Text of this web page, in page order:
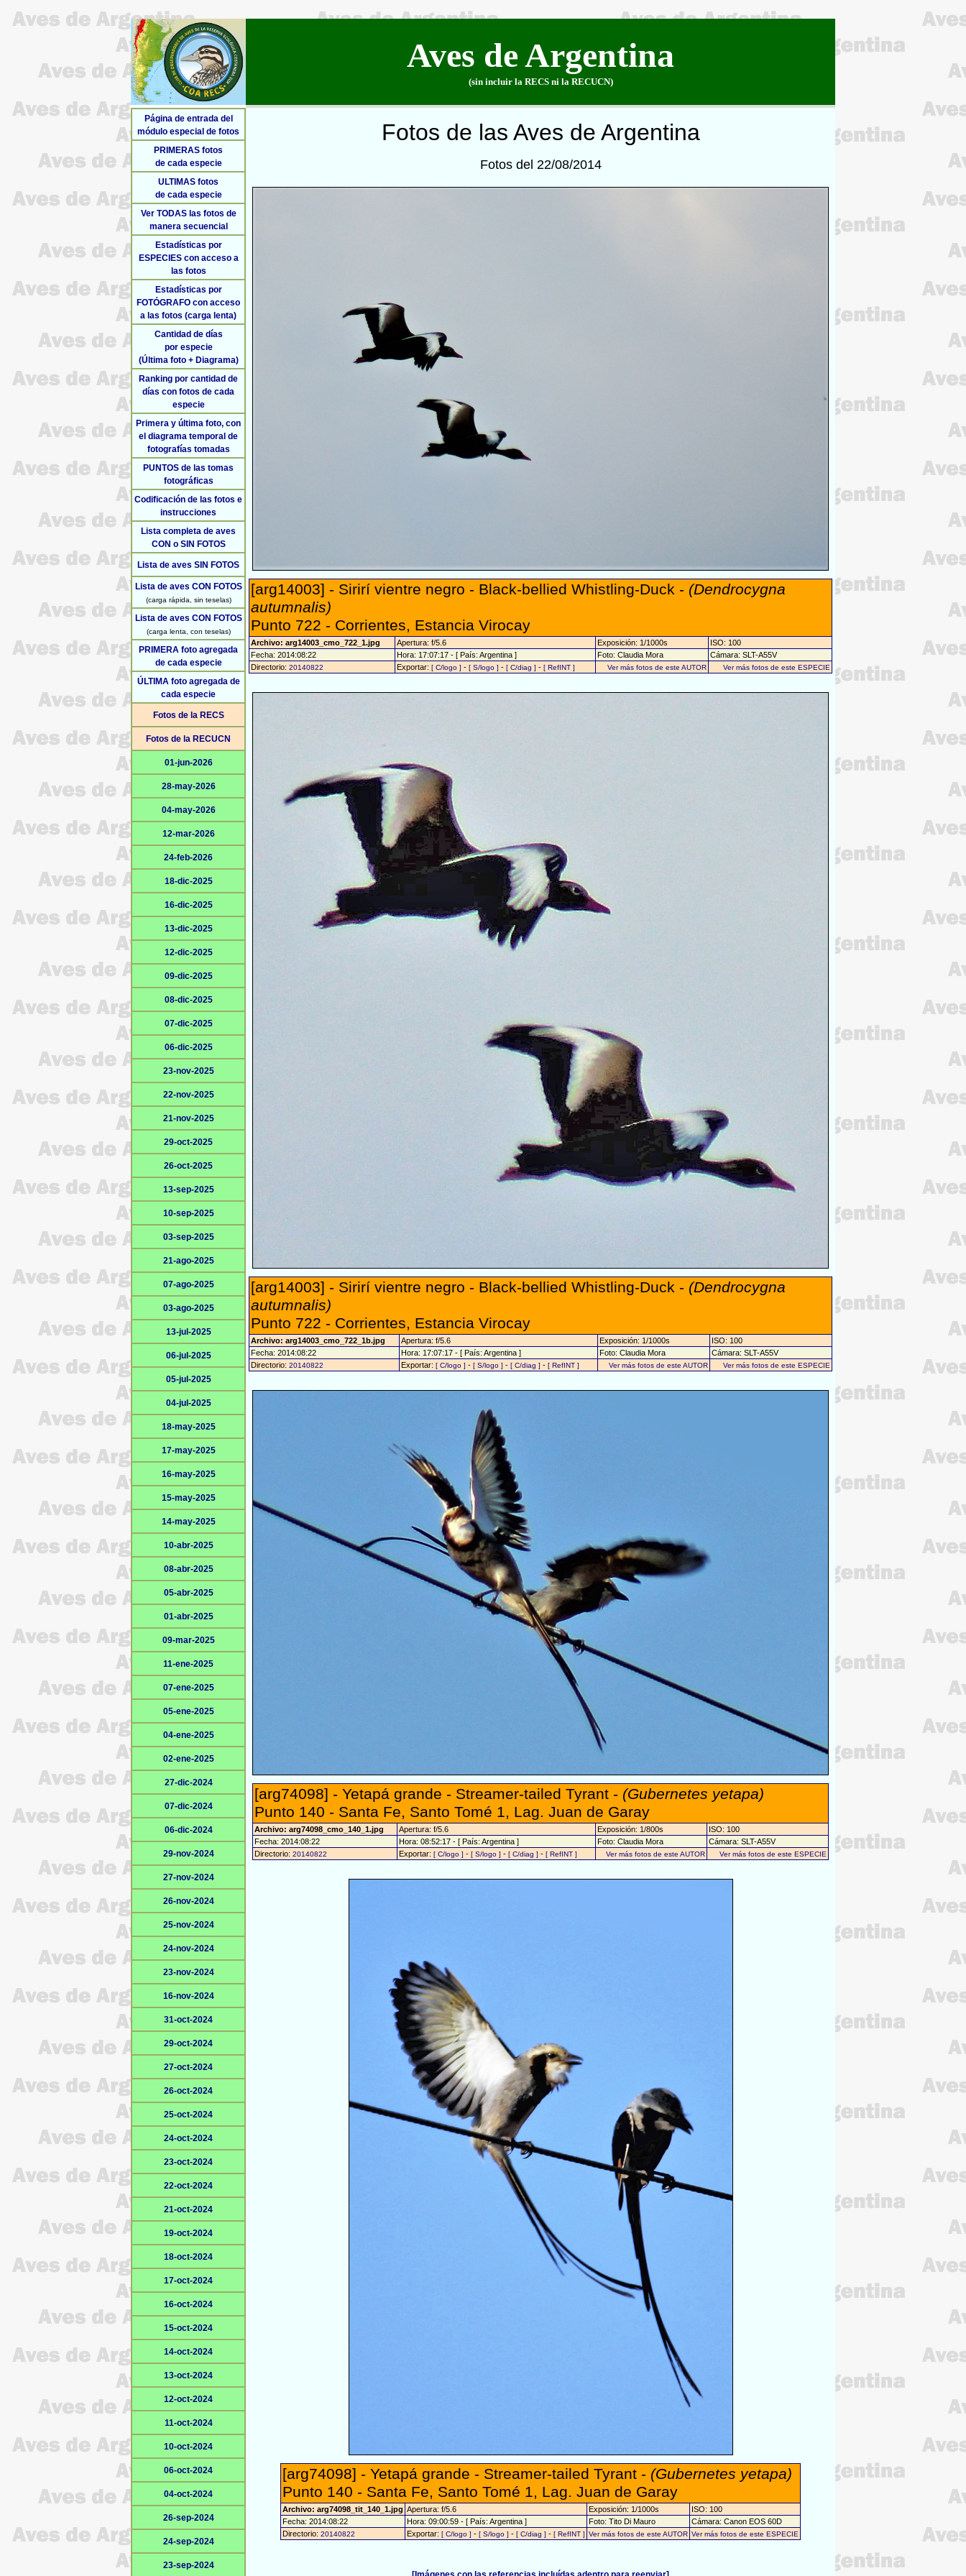
Aves de Argentina
(sin incluir la RECS ni la RECUCN)
Página de entrada del
módulo especial de fotos
PRIMERAS fotos
de cada especie
ULTIMAS fotos
de cada especie
Ver TODAS las fotos de
manera secuencial
Estadísticas por
ESPECIES con acceso a
las fotos
Estadísticas por
FOTÓGRAFO con acceso
a las fotos (carga lenta)
Cantidad de días
por especie
(Última foto + Diagrama)
Ranking por cantidad de
días con fotos de cada
especie
Primera y última foto, con
el diagrama temporal de
fotografías tomadas
PUNTOS de las tomas
fotográficas
Codificación de las fotos e
instrucciones
Lista completa de aves
CON o SIN FOTOS
Lista de aves SIN FOTOS
Lista de aves CON FOTOS
(carga rápida, sin teselas)
Lista de aves CON FOTOS
(carga lenta, con teselas)
PRIMERA foto agregada
de cada especie
ÚLTIMA foto agregada de
cada especie
Fotos de la RECS
Fotos de la RECUCN
01-jun-2026
28-may-2026
04-may-2026
12-mar-2026
24-feb-2026
18-dic-2025
16-dic-2025
13-dic-2025
12-dic-2025
09-dic-2025
08-dic-2025
07-dic-2025
06-dic-2025
23-nov-2025
22-nov-2025
21-nov-2025
29-oct-2025
26-oct-2025
13-sep-2025
10-sep-2025
03-sep-2025
21-ago-2025
07-ago-2025
03-ago-2025
13-jul-2025
06-jul-2025
05-jul-2025
04-jul-2025
18-may-2025
17-may-2025
16-may-2025
15-may-2025
14-may-2025
10-abr-2025
08-abr-2025
05-abr-2025
01-abr-2025
09-mar-2025
11-ene-2025
07-ene-2025
05-ene-2025
04-ene-2025
02-ene-2025
27-dic-2024
07-dic-2024
06-dic-2024
29-nov-2024
27-nov-2024
26-nov-2024
25-nov-2024
24-nov-2024
23-nov-2024
16-nov-2024
31-oct-2024
29-oct-2024
27-oct-2024
26-oct-2024
25-oct-2024
24-oct-2024
23-oct-2024
22-oct-2024
21-oct-2024
19-oct-2024
18-oct-2024
17-oct-2024
16-oct-2024
15-oct-2024
14-oct-2024
13-oct-2024
12-oct-2024
11-oct-2024
10-oct-2024
06-oct-2024
04-oct-2024
26-sep-2024
24-sep-2024
23-sep-2024
Fotos de las Aves de Argentina
Fotos del 22/08/2014
[arg14003] - Sirirí vientre negro - Black-bellied Whistling-Duck - (Dendrocygna
autumnalis)
Punto 722 - Corrientes, Estancia Virocay
Archivo: arg14003_cmo_722_1.jpg Apertura: f/5.6 Exposición: 1/1000s
ISO: 100
Fecha: 2014:08:22
Hora: 17:07:17 - [ País: Argentina ] Foto: Claudia Mora
Cámara: SLT-A55V
Directorio: 20140822 Exportar: [ C/logo ] - [ S/logo ] - [ C/diag ] - [ RefINT ] Ver más fotos de este AUTOR Ver más fotos de este ESPECIE
[arg14003] - Sirirí vientre negro - Black-bellied Whistling-Duck - (Dendrocygna
autumnalis)
Punto 722 - Corrientes, Estancia Virocay
Archivo: arg14003_cmo_722_1b.jpg Apertura: f/5.6 Exposición: 1/1000s
ISO: 100
Fecha: 2014:08:22
Hora: 17:07:17 - [ País: Argentina ] Foto: Claudia Mora
Cámara: SLT-A55V
Directorio: 20140822 Exportar: [ C/logo ] - [ S/logo ] - [ C/diag ] - [ RefINT ] Ver más fotos de este AUTOR Ver más fotos de este ESPECIE
[arg74098] - Yetapá grande - Streamer-tailed Tyrant - (Gubernetes yetapa)
Punto 140 - Santa Fe, Santo Tomé 1, Lag. Juan de Garay
Archivo: arg74098_cmo_140_1.jpg Apertura: f/5.6 Exposición: 1/800s
ISO: 100
Fecha: 2014:08:22
Hora: 08:52:17 - [ País: Argentina ] Foto: Claudia Mora
Cámara: SLT-A55V
Directorio: 20140822 Exportar: [ C/logo ] - [ S/logo ] - [ C/diag ] - [ RefINT ] Ver más fotos de este AUTOR Ver más fotos de este ESPECIE
[arg74098] - Yetapá grande - Streamer-tailed Tyrant - (Gubernetes yetapa)
Punto 140 - Santa Fe, Santo Tomé 1, Lag. Juan de Garay
Archivo: arg74098_tit_140_1.jpg Apertura: f/5.6 Exposición: 1/1000s
ISO: 100
Fecha: 2014:08:22
Hora: 09:00:59 - [ País: Argentina ] Foto: Tito Di Mauro
Cámara: Canon EOS 60D
Directorio: 20140822 Exportar: [ C/logo ] - [ S/logo ] - [ C/diag ] - [ RefINT ] Ver más fotos de este AUTOR Ver más fotos de este ESPECIE